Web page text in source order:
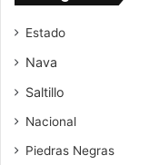
Estado
Nava
Saltillo
Nacional
Piedras Negras